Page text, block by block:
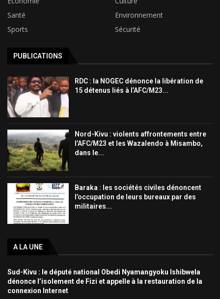
Santé
Environnement
Sports
Sécurité
PUBLICATIONS
RDC : la NOGEC dénonce la libération de
15 détenus liés à l’AFC/M23...
Nord-Kivu : violents affrontements entre
l’AFC/M23 et les Wazalendo à Misambo,
dans le...
Baraka : les sociétés civiles dénoncent
l’occupation de leurs bureaux par des
militaires...
A LA UNE
Sud-Kivu : le député national Obedi Nyamangyoku Ishibwela
dénonce l’isolement de Fizi et appelle à la restauration de la
connexion Internet